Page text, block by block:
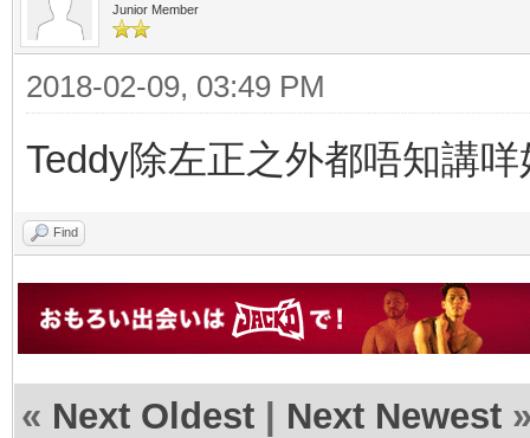
Junior Member
2018-02-09, 03:49 PM
Teddy除左正之外都唔知講咩
Find
« Next Oldest | Next Newest